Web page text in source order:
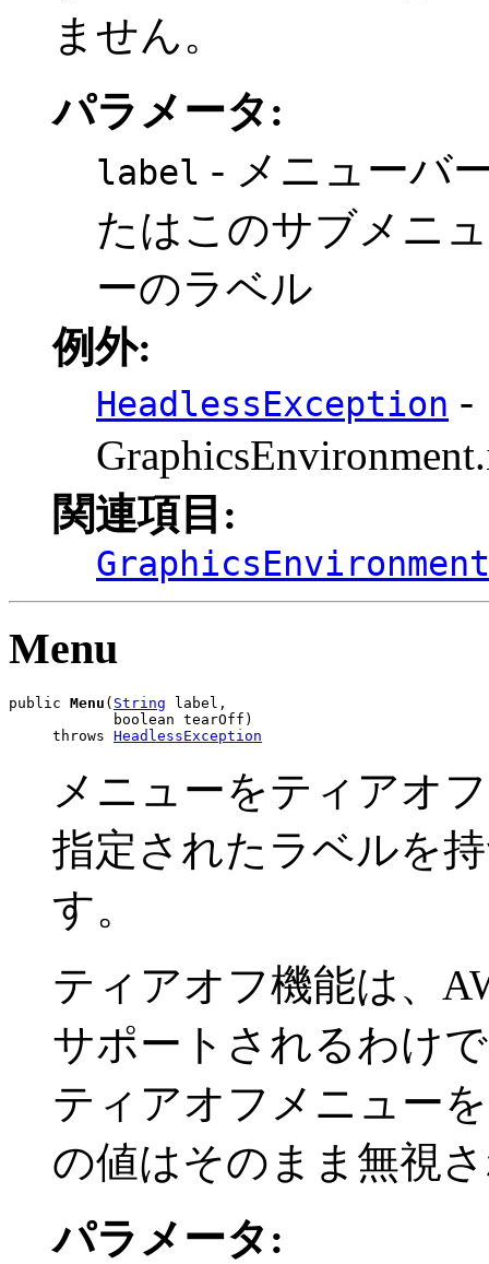
ません。
パラメータ:
label - メニューバ
たはこのサブメニ
ーのラベル
例外:
HeadlessException -
関連項目:
Menu
public Menu ( String label,
            boolean tearOff)
     throws
HeadlessException
メニューをティアオ
指定されたラベルを
す。
ティアオフ機能は、
サポートされるわけ
ティアオフメニュー
の値はそのまま無視
パラメータ: